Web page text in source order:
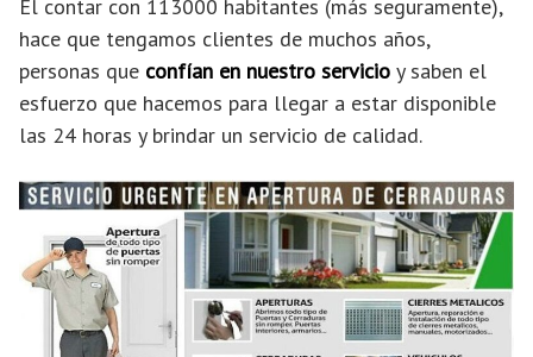
El contar con 113000 habitantes (más seguramente),
hace que tengamos clientes de muchos años,
personas que confían en nuestro servicio y saben el
esfuerzo que hacemos para llegar a estar disponible
las 24 horas y brindar un servicio de calidad.